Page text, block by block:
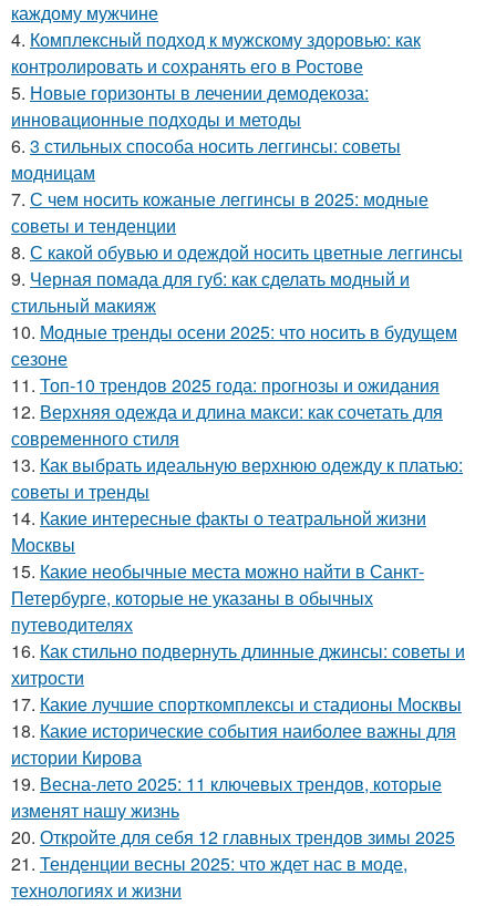
каждому мужчине
4. Комплексный подход к мужскому здоровью: как
контролировать и сохранять его в Ростове
5. Новые горизонты в лечении демодекоза:
инновационные подходы и методы
6. 3 стильных способа носить леггинсы: советы
модницам
7. С чем носить кожаные леггинсы в 2025: модные
советы и тенденции
8. С какой обувью и одеждой носить цветные леггинсы
9. Черная помада для губ: как сделать модный и
стильный макияж
10. Модные тренды осени 2025: что носить в будущем
сезоне
11. Топ-10 трендов 2025 года: прогнозы и ожидания
12. Верхняя одежда и длина макси: как сочетать для
современного стиля
13. Как выбрать идеальную верхнюю одежду к платью:
советы и тренды
14. Какие интересные факты о театральной жизни
Москвы
15. Какие необычные места можно найти в Санкт-
Петербурге, которые не указаны в обычных
путеводителях
16. Как стильно подвернуть длинные джинсы: советы и
хитрости
17. Какие лучшие спорткомплексы и стадионы Москвы
18. Какие исторические события наиболее важны для
истории Кирова
19. Весна-лето 2025: 11 ключевых трендов, которые
изменят нашу жизнь
20. Откройте для себя 12 главных трендов зимы 2025
21. Тенденции весны 2025: что ждет нас в моде,
технологиях и жизни